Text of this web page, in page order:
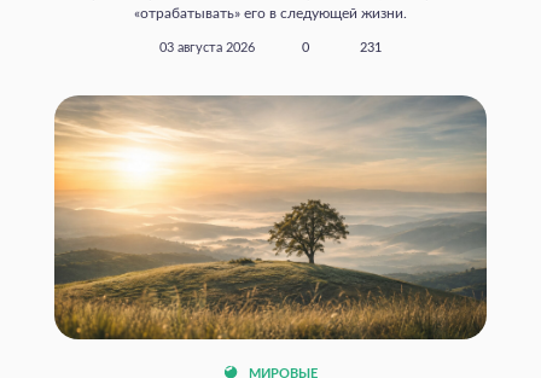
«отрабатывать» его в следующей жизни.
03 августа 2026 0 231
МИРОВЫЕ